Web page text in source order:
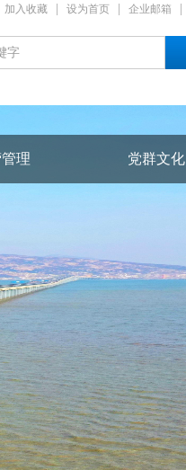
加入收藏 设为首页 企业邮箱
理 党群文化